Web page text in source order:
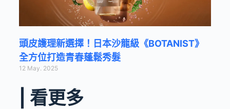
頭皮護理新選擇！日本沙龍級《BOTANIST》
全方位打造青春蓬鬆秀髮
12 May. 2025
| 看更多